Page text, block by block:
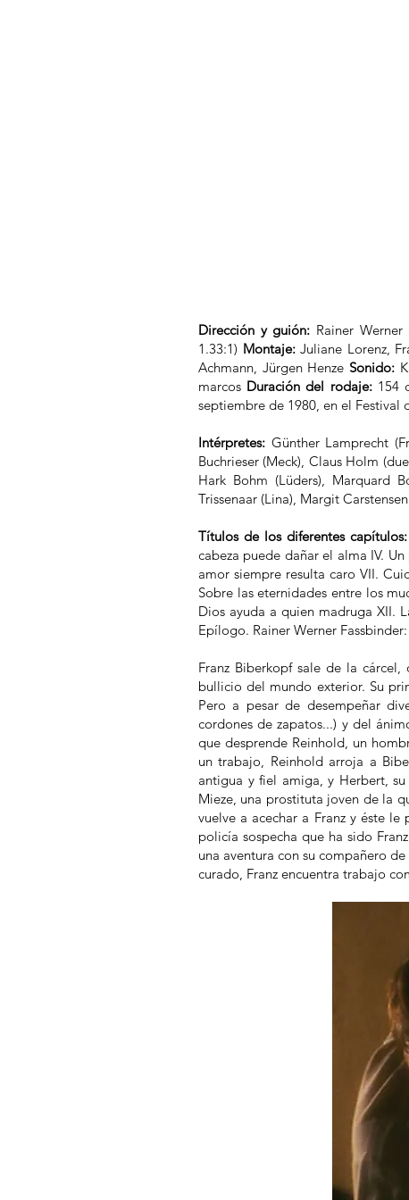
Dirección y guión: Rainer
1.33:1) Montaje:Juliane Lorenz,
Achmann, Jürgen HenzeSonido:
marcos Duración del rodaje:154
septiembre de 1980, en el Festival
Intérpretes: Günther Lamprecht
Buchrieser (Meck), Claus Holm
Hark Bohm (Lüders), Marquard
Trissenaar (Lina), Margit
Títulos de los diferentes capítulos:
cabeza puede dañar el alma IV.
amor siempre resulta caro VII.
Sobre las eternidades entre los
Dios ayuda a quien madruga XII.
Epílogo. Rainer Werner
Franz Biberkopf sale de la
bullicio del mundo exterior. Su
Pero a pesar de desempeñar
cordones de zapatos...) y del
que desprende Reinhold, un
un trabajo, Reinhold arroja a
antigua y fiel amiga, y Herbert,
Mieze, una prostituta joven de la
vuelve a acechar a Franz y éste
policía sospecha que ha sido
una aventura con su compañero
curado, Franz encuentra trabajo